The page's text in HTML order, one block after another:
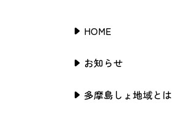
HOME
お知らせ
多摩島しょ地域とは